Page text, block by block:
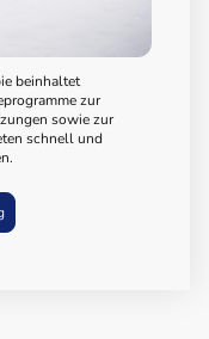
beinhaltet
zur
sowie zur
schnell und